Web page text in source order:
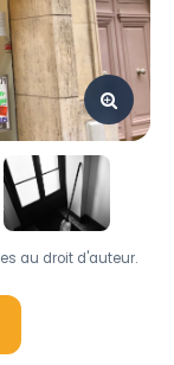
au droit d'auteur.